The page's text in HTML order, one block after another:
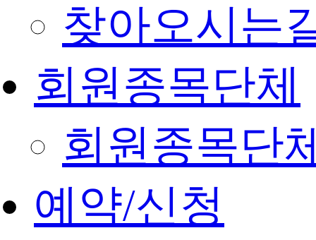
찾아오시는
회원종목단체
회원종목단
예약/신청